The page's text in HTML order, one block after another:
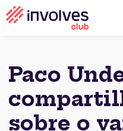
Paco
sobre o